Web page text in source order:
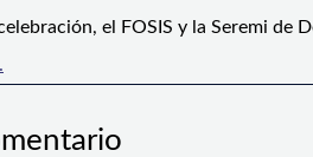
el FOSIS y la Seremi